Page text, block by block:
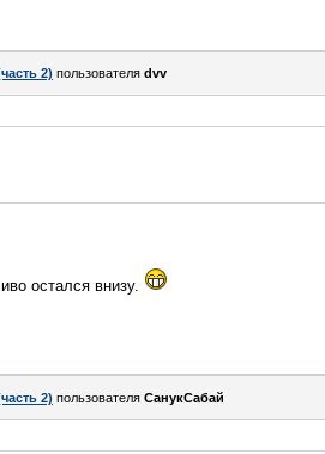
2) пользователя dvv
остался внизу.
2) пользователя СанукСабай